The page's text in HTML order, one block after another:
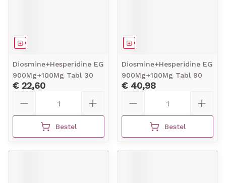
Geneesmiddel
Diosmine+Hesperidine EG
900Mg+100Mg Tabl 30
€ 22,60
Bestel
Geneesmiddel
Diosmine+Hesperidine EG
900Mg+100Mg Tabl 90
€ 40,98
Bestel